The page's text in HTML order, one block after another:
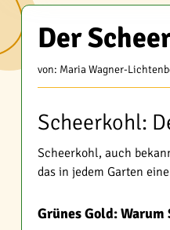
Der
von: Maria Wagner-
Scheerkohl:
Scheerkohl, auch
das in jedem Garten
Grünes Gold: